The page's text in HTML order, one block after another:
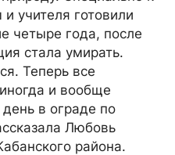
учителя готовили
четыре года, после
стала умирать.
Теперь все
и вообще
в ограде по
Любовь
района.